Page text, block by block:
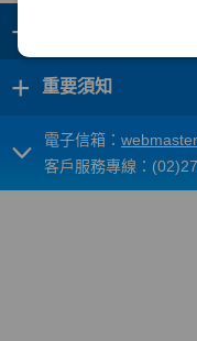
+
+ 重要須知
電子信箱：
客戶服務專線：